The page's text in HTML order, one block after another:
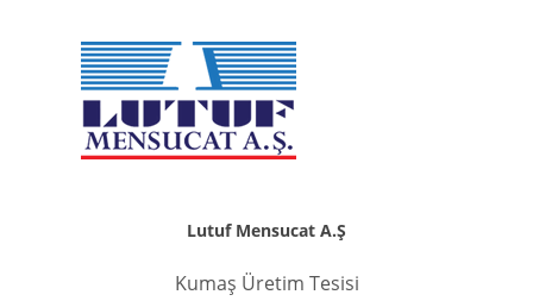
Lutuf Mensucat A.Ş
Kumaş Üretim Tesisi